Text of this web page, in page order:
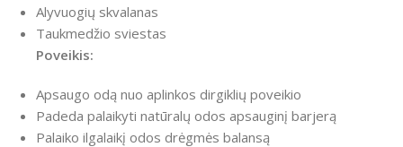
Alyvuogių skvalanas
Taukmedžio sviestas
Poveikis:
Apsaugo odą nuo aplinkos dirgiklių poveikio
Padeda palaikyti natūralų odos apsauginį barjerą
Palaiko ilgalaikį odos drėgmės balansą